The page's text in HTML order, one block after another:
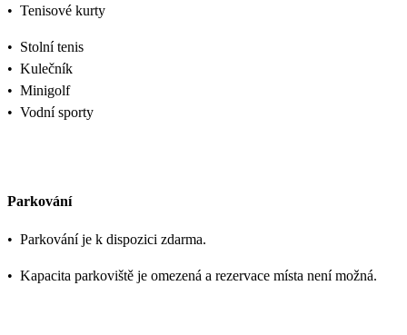
• Tenisové kurty
• Stolní tenis
• Kulečník
• Minigolf
• Vodní sporty
Parkování
• Parkování je k dispozici zdarma.
• Kapacita parkoviště je omezená a rezervace místa není možná.